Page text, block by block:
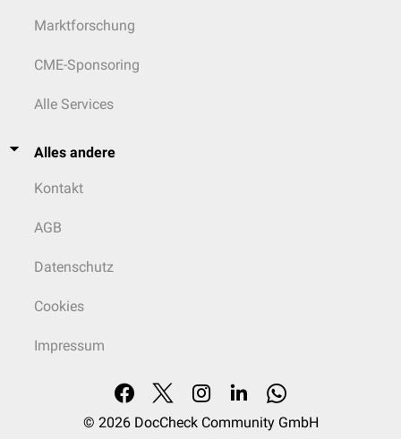
Marktforschung
CME-Sponsoring
Alle Services
Alles andere
Kontakt
AGB
Datenschutz
Cookies
Impressum
© 2026 DocCheck Community GmbH